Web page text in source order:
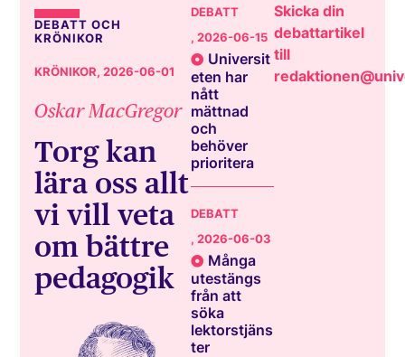
DEBATT OCH
KRÖNIKOR
KRÖNIKOR, 2026-06-01
Oskar MacGregor
Torg kan
lära oss allt
vi vill veta
om bättre
pedagogik
DEBATT
, 2026-06-15
Universit
eten har
nått
mättnad
och
behöver
prioritera
DEBATT
, 2026-06-03
Många
utestängs
från att
söka
lektorstjäns
ter
Skicka din
debattartikel
till